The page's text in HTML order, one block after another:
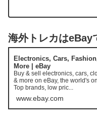
海外トレカはeBay
Electronics, Cars,
More | eBay
Buy & sell electronics, cars,
& more on eBay, the world's
Top brands, low pric...
www.ebay.com